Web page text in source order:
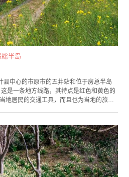
総半岛
县中心的市原市的五井站和位于房总半岛
是一条地方线路，其特点是红色和黄色的
地居民的交通工具，而且也为当地的旅游
区机关库及冶炼小屋"和沿线车站建筑
。 在小湊铁道上，上总牛久站和养老溪谷
再现了大正时代的蒸汽机车。没有窗户的
行驶。乘坐小火车瞭望小湊铁道沿线的景
感觉。即便身在首都圈也可体验穿越时空